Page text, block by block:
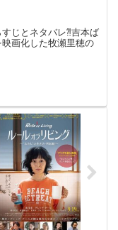
すじとネタバレ⁈吉本ば
画化した牧瀬里穂の